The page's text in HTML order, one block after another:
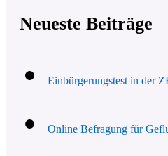
Neueste Beiträge
Einbürgerungstest in der
Online Befragung für